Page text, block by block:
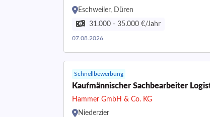
Eschweiler, Düren
31.000 - 35.000 €/Jahr
07.08.2026
Schnellbewerbung
Kaufmännischer Sachbearbeiter
Hammer GmbH & Co. KG
Niederzier